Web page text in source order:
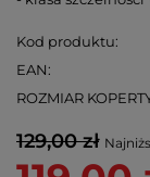
Kod produktu
EAN
ROZMIAR
129,00 zł